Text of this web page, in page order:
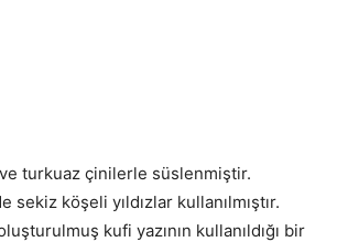
turkuaz çinilerle süslenmiştir.
köşeli yıldızlar kullanılmıştır.
kufi yazının kullanıldığı bir